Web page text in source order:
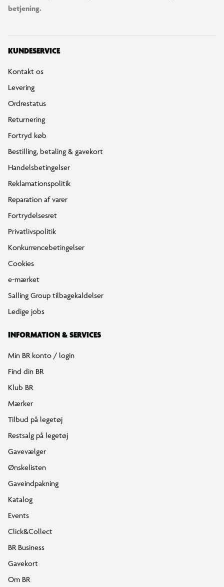
betjening.
KUNDESERVICE
Kontakt os
Levering
Ordrestatus
Returnering
Fortryd køb
Bestilling, betaling & gavekort
Handelsbetingelser
Reklamationspolitik
Reparation af varer
Fortrydelsesret
Privatlivspolitik
Konkurrencebetingelser
Cookies
e-mærket
Salling Group tilbagekaldelser
Ledige jobs
INFORMATION & SERVICES
Min BR konto / login
Find din BR
Klub BR
Mærker
Tilbud på legetøj
Restsalg på legetøj
Gavevælger
Ønskelisten
Gaveindpakning
Katalog
Events
Click&Collect
BR Business
Gavekort
Om BR